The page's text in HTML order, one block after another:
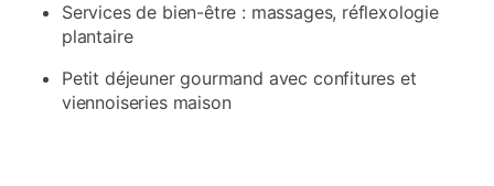
Services de bien-être : massages, réflexologie
plantaire
Petit déjeuner gourmand avec confitures et
viennoiseries maison